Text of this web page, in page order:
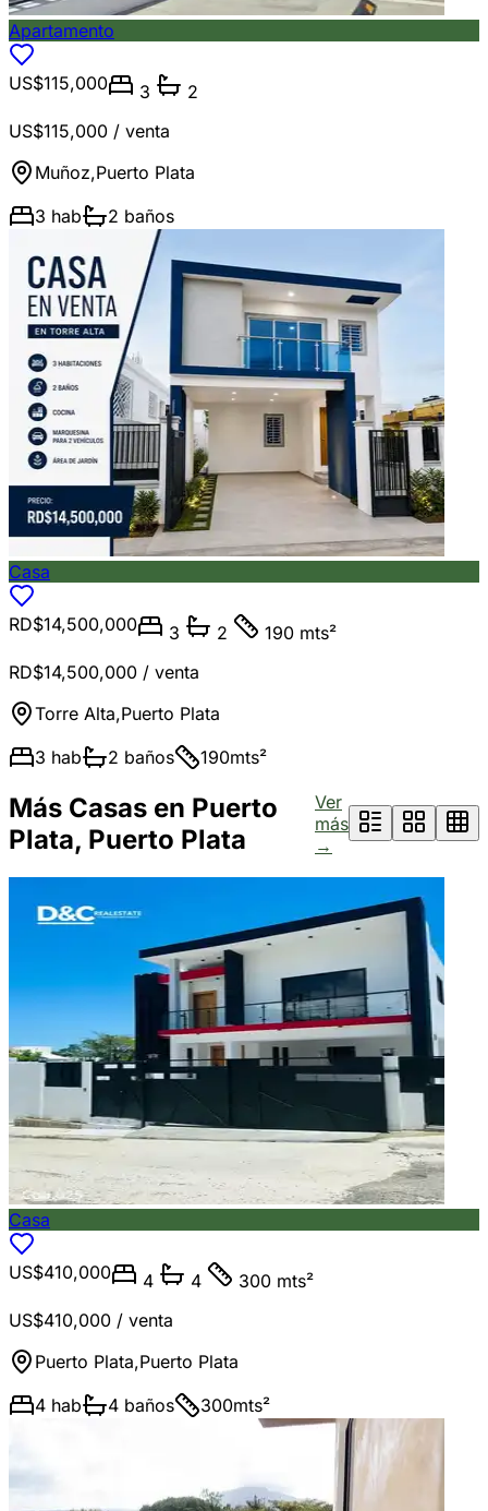
Apartamento
US$115,000 3
2
US$115,000 / venta
Muñoz,Puerto Plata
3 hab 2 baños
Casa
RD$14,500,000 3 2
190 mts²
RD$14,500,000 / venta
Torre Alta,Puerto Plata
3 hab 2 baños 190mts²
Más Casas en Puerto
Plata, Puerto Plata
Ver
más
→
Casa
US$410,000 4 4
300 mts²
US$410,000 / venta
Puerto Plata,Puerto Plata
4 hab 4 baños 300mts²